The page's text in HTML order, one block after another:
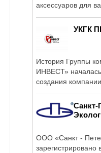
аксессуаров для
УКГК
История Группы
ИНВЕСТ»
создания
Санкт-
ООО «Санкт -
зарегистрировано